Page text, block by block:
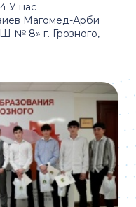
У нас
Магомед-Арби
№ 8» г. Грозного,